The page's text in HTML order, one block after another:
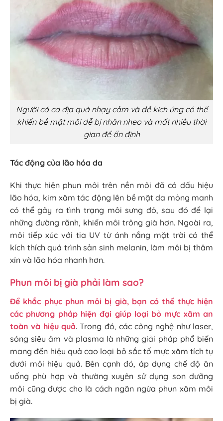
Người có cơ địa quá nhạy cảm và dễ kích ứng có thể
khiến bề mặt môi dễ bị nhăn nheo và mất nhiều thời
gian để ổn định
Tác động của lão hóa da
Khi thực hiện phun môi trên nền môi đã có dấu hiệu
lão hóa, kim xăm tác động lên bề mặt da mỏng manh
có thể gây ra tình trạng môi sưng đỏ, sau đó để lại
những đường rãnh, khiến môi trông già hơn. Ngoài ra,
môi tiếp xúc với tia UV từ ánh nắng mặt trời có thể
kích thích quá trình sản sinh melanin, làm môi bị thâm
xỉn và lão hóa nhanh hơn.
Phun môi bị già phải làm sao?
Để khắc phục phun môi bị già, bạn có thể thực hiện
các phương pháp hiện đại giúp loại bỏ mực xăm an
toàn và hiệu quả. Trong đó, các công nghệ như laser,
sóng siêu âm và plasma là những giải pháp phổ biến
mang đến hiệu quả cao loại bỏ sắc tố mực xăm tích tụ
dưới môi hiệu quả. Bên cạnh đó, áp dụng chế độ ăn
uống phù hợp và thường xuyên sử dụng son dưỡng
môi cũng được cho là cách ngăn ngừa phun xăm môi
bị già.